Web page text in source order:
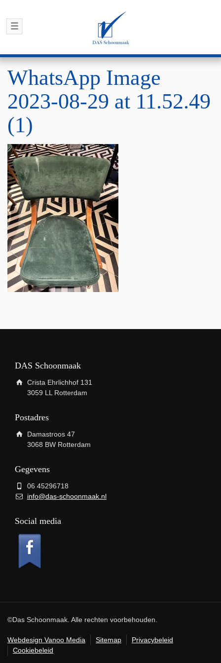
WhatsApp Image
2023-08-29 at 11.52.49
(1)
DAS Schoonmaak
Crista Ehrlichhof 131
3059 LL Rotterdam
Postadres
Damastroos 47
3068 BW Rotterdam
Gegevens
06 45296718
info@das-schoonmaak.nl
Social media
©Das Schoonmaak. Alle rechten voorbehouden.
Webdesign Vanoo Media Sitemap
Privacybeleid
Cookiebeleid